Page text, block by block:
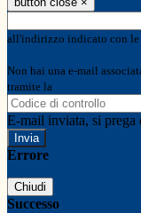
all'indirizzo indicato con le
Non hai una e-mail
tramite la
E-mail inviata, si prega
Errore
Chiudi
Successo